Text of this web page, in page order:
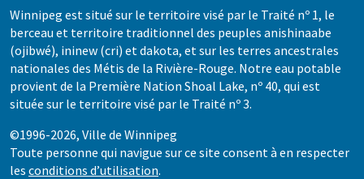
Winnipeg est situé sur le territoire visé par le Traité nº 1, le
berceau et territoire traditionnel des peuples anishinaabe
(ojibwé), ininew (cri) et dakota, et sur les terres ancestrales
nationales des Métis de la Rivière-Rouge. Notre eau potable
provient de la Première Nation Shoal Lake, nº 40, qui est
située sur le territoire visé par le Traité nº 3.
©1996-2026, Ville de Winnipeg
Toute personne qui navigue sur ce site consent à en respecter
les conditions d’utilisation.